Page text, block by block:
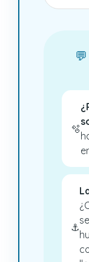
🫧
⚓